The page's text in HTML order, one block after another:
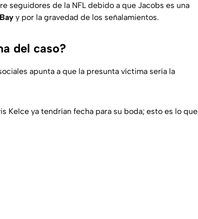
seguidores de la NFL debido a que Jacobs es una
y por la gravedad de los señalamientos.
del caso?
apunta a que la presunta víctima sería la
Kelce ya tendrían fecha para su boda; esto es lo que